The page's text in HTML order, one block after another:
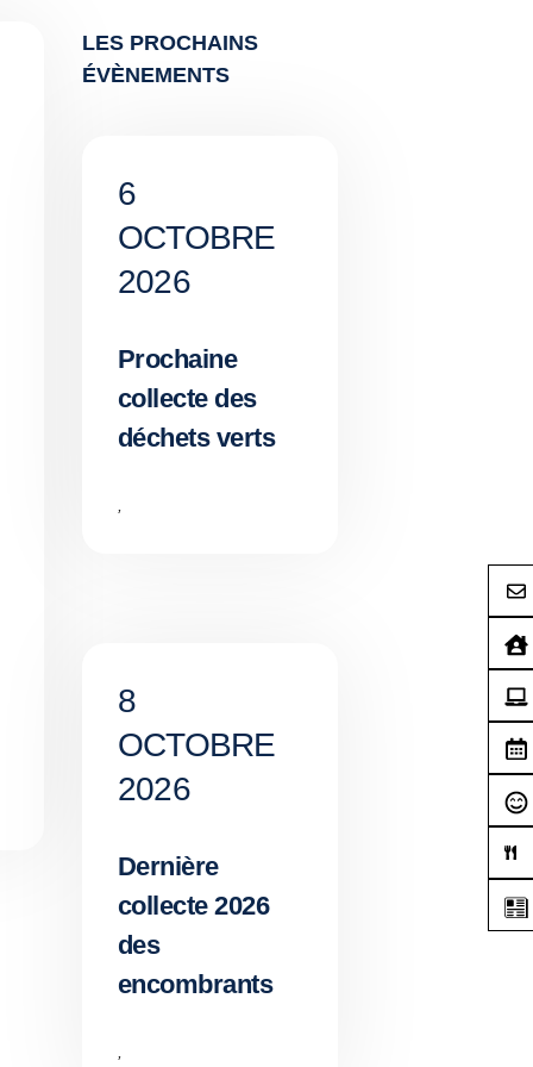
LES PROCHAINS
ÉVÈNEMENTS
6
OCTOBRE
2026
Prochaine
collecte des
déchets verts
,
8
OCTOBRE
2026
Dernière
collecte 2026
des
encombrants
,